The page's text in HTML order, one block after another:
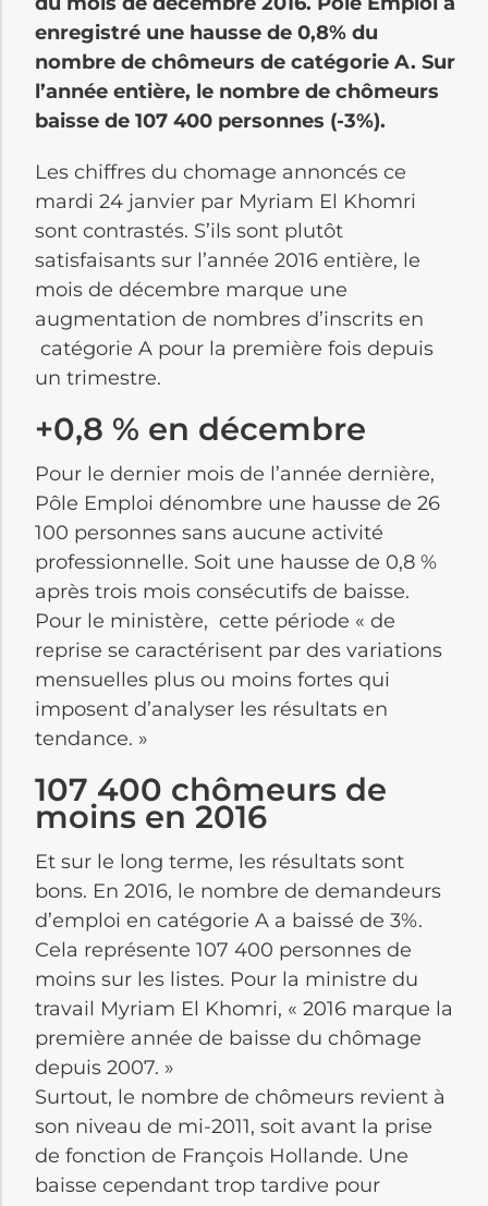
enregistré une hausse de 0,8% du
nombre de chômeurs de catégorie A. Sur
l’année entière, le nombre de chômeurs
baisse de 107 400 personnes (-3%).
Les chiffres du chomage annoncés ce
mardi 24 janvier par Myriam El Khomri
sont contrastés. S’ils sont plutôt
satisfaisants sur l’année 2016 entière, le
mois de décembre marque une
augmentation de nombres d’inscrits en
catégorie A pour la première fois depuis
un trimestre.
+0,8 % en décembre
Pour le dernier mois de l’année dernière,
Pôle Emploi dénombre une hausse de 26
100 personnes sans aucune activité
professionnelle. Soit une hausse de 0,8 %
après trois mois consécutifs de baisse.
Pour le ministère, cette période « de
reprise se caractérisent par des variations
mensuelles plus ou moins fortes qui
imposent d’analyser les résultats en
tendance. »
107 400 chômeurs de
moins en 2016
Et sur le long terme, les résultats sont
bons. En 2016, le nombre de demandeurs
d’emploi en catégorie A a baissé de 3%.
Cela représente 107 400 personnes de
moins sur les listes. Pour la ministre du
travail Myriam El Khomri, « 2016 marque la
première année de baisse du chômage
depuis 2007. »
Surtout, le nombre de chômeurs revient à
son niveau de mi-2011, soit avant la prise
de fonction de François Hollande. Une
baisse cependant trop tardive pour